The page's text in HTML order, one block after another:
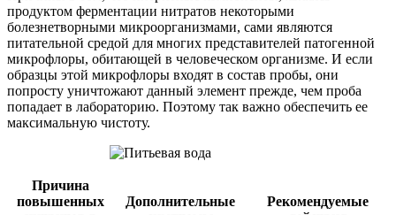
продуктом ферментации нитратов некоторыми
болезнетворными микроорганизмами, сами являются
питательной средой для многих представителей патогенной
микрофлоры, обитающей в человеческом организме. И если
образцы этой микрофлоры входят в состав пробы, они
попросту уничтожают данный элемент прежде, чем проба
попадает в лабораторию. Поэтому так важно обеспечить ее
максимальную чистоту.
Причина
повышенных
Дополнительные
Рекомендуемые